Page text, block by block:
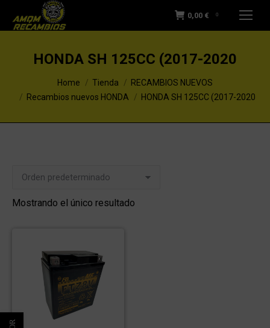
0,00 € 0
HONDA SH 125CC (2017-2020
You are here:Home Tienda
RECAMBIOS NUEVOS
Recambios nuevos HONDA
HONDA SH 125CC (2017-2020
Mostrando el único resultado